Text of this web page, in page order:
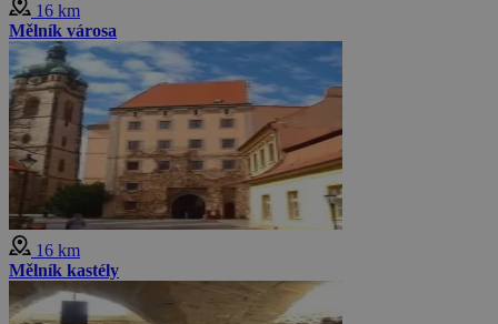
16 km
Mělník városa
16 km
Mělník kastély